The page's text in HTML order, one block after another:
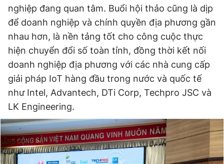
nghiệp đang quan tâm. Buổi hội thảo cũng là dịp
để doanh nghiệp và chính quyền địa phương gần
nhau hơn, là nền tảng tốt cho công cuộc thực
hiện chuyển đổi số toàn tỉnh, đồng thời kết nối
doanh nghiệp địa phương với các nhà cung cấp
giải pháp IoT hàng đầu trong nước và quốc tế
như Intel, Advantech, DTi Corp, Techpro JSC và
LK Engineering.